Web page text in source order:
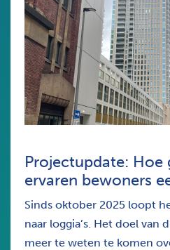
Projectupdate: Hoe
ervaren bewoners
Sinds oktober 2025 loopt
naar loggia’s. Het doel van
meer te weten te komen